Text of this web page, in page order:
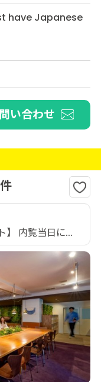
have Japanese
い合わせ
】 内覧当日に...